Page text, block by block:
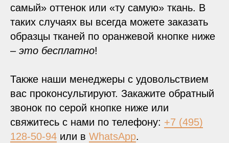
самый» оттенок или «ту самую» ткань. В
таких случаях вы всегда можете заказать
образцы тканей по оранжевой кнопке ниже
– это бесплатно!
Также наши менеджеры с удовольствием
вас проконсультируют. Закажите обратный
звонок по серой кнопке ниже или
свяжитесь с нами по телефону: +7 (495)
128-50-94 или в WhatsApp.